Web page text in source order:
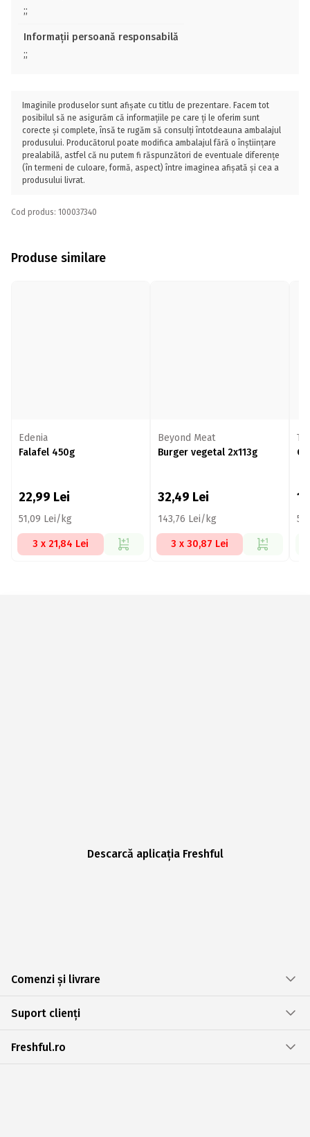
;;
Informații persoană responsabilă
;;
Imaginile produselor sunt afișate cu titlu de prezentare. Facem tot
posibilul să ne asigurăm că informațiile pe care ți le oferim sunt
corecte și complete, însă te rugăm să consulți întotdeauna ambalajul
produsului. Producătorul poate modifica ambalajul fără o înștiințare
prealabilă, astfel că nu putem fi răspunzători de eventuale diferențe
(în termeni de culoare, formă, aspect) între imaginea afișată și cea a
produsului livrat.
Cod produs: 100037340
Produse similare
Edenia
Falafel 450g
22,99 Lei
51,09 Lei/kg
3 x 21,84 Lei
Beyond Meat
Burger vegetal 2x113g
32,49 Lei
143,76 Lei/kg
3 x 30,87 Lei
Descarcă aplicația Freshful
Comenzi și livrare
Suport clienți
Freshful.ro